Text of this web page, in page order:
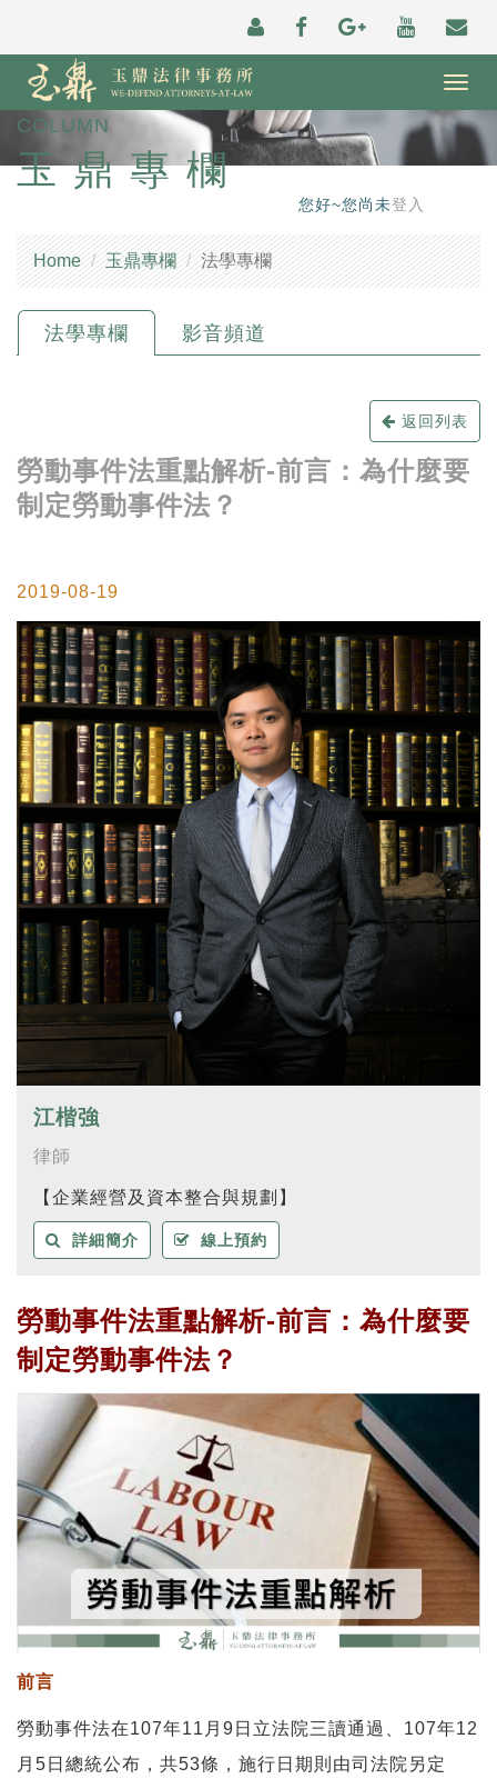
COLUMN
玉鼎專欄
您好~您尚未登入
Home 玉鼎專欄 法學專欄
法學專欄 影音頻道
返回列表
勞動事件法重點解析-前言：為什麼要
制定勞動事件法？
2019-08-19
江楷強
律師
【企業經營及資本整合與規劃】
詳細簡介 線上預約
勞動事件法重點解析-前言：為什麼要
制定勞動事件法？
前言
勞動事件法在107年11月9日立法院三讀通過、107年12
月5日總統公布，共53條，施行日期則由司法院另定